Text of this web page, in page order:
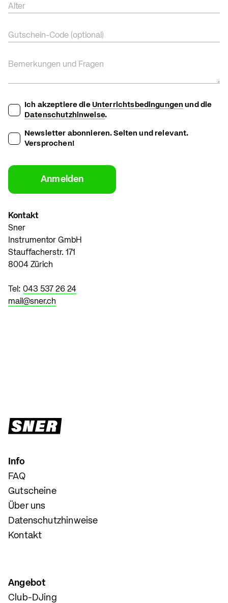
Alter
Gutschein-Code (optional)
Bemerkungen und Fragen
Ich akzeptiere die Unterrichtsbedingungen und die
Datenschutzhinweise.
Newsletter abonnieren. Selten und relevant.
Versprochen!
Kontakt
Sner
Instrumentor GmbH
Stauffacherstr. 171
8004 Zürich
Tel: 043 537 26 24
mail@sner.ch
Info
FAQ
Gutscheine
Über uns
Datenschutzhinweise
Kontakt
Angebot
Club-DJing